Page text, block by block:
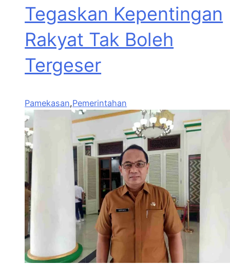
Tegaskan Kepentingan
Rakyat Tak Boleh
Tergeser
Pamekasan,Pemerintahan